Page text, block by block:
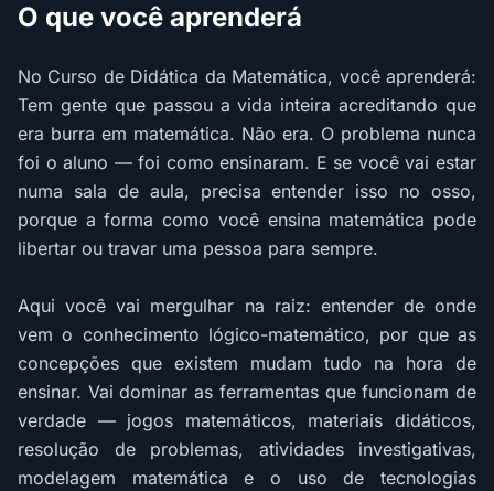
O que você aprenderá
No Curso de Didática da Matemática, você aprenderá:
Tem gente que passou a vida inteira acreditando que
era burra em matemática. Não era. O problema nunca
foi o aluno — foi como ensinaram. E se você vai estar
numa sala de aula, precisa entender isso no osso,
porque a forma como você ensina matemática pode
libertar ou travar uma pessoa para sempre.
Aqui você vai mergulhar na raiz: entender de onde
vem o conhecimento lógico-matemático, por que as
concepções que existem mudam tudo na hora de
ensinar. Vai dominar as ferramentas que funcionam de
verdade — jogos matemáticos, materiais didáticos,
resolução de problemas, atividades investigativas,
modelagem matemática e o uso de tecnologias